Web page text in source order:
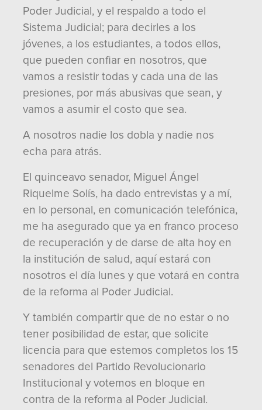
Poder Judicial, y el respaldo a todo el
Sistema Judicial; para decirles a los
jóvenes, a los estudiantes, a todos ellos,
que pueden confiar en nosotros, que
vamos a resistir todas y cada una de las
presiones, por más abusivas que sean, y
vamos a asumir el costo que sea.
A nosotros nadie los dobla y nadie nos
echa para atrás.
El quinceavo senador, Miguel Ángel
Riquelme Solís, ha dado entrevistas y a mí,
en lo personal, en comunicación telefónica,
me ha asegurado que ya en franco proceso
de recuperación y de darse de alta hoy en
la institución de salud, aquí estará con
nosotros el día lunes y que votará en contra
de la reforma al Poder Judicial.
Y también compartir que de no estar o no
tener posibilidad de estar, que solicite
licencia para que estemos completos los 15
senadores del Partido Revolucionario
Institucional y votemos en bloque en
contra de la reforma al Poder Judicial.